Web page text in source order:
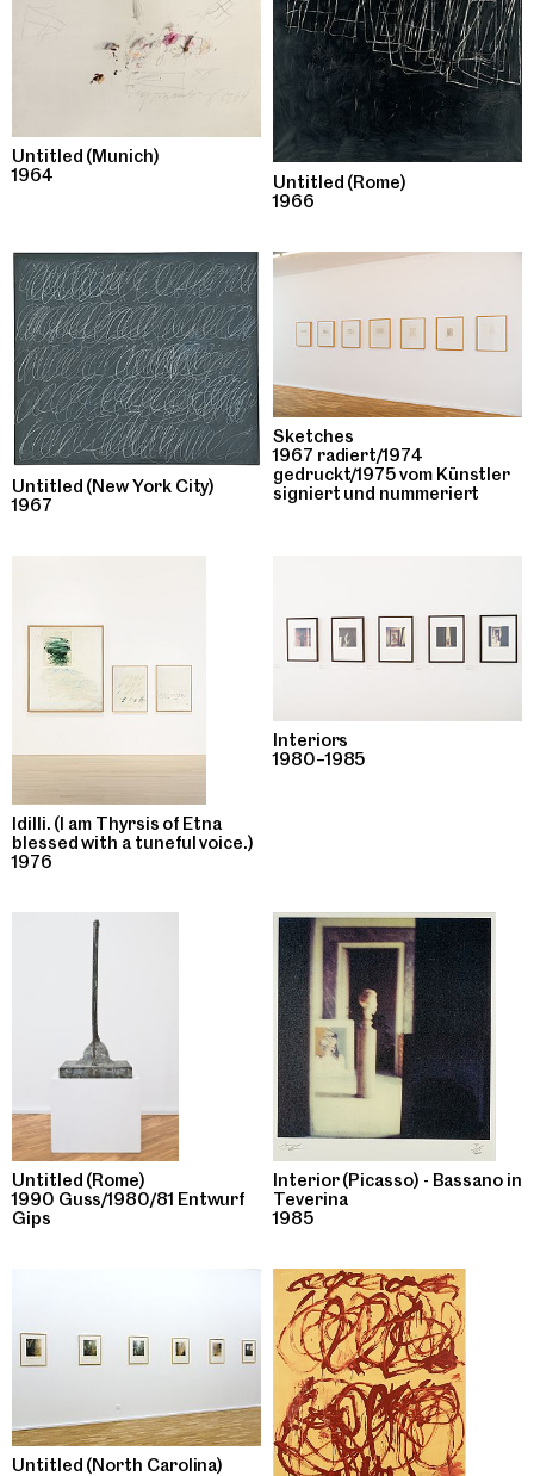
Untitled (Munich)
1964
Untitled (Rome)
1966
Untitled (New York City)
1967
Sketches
1967 radiert/1974
gedruckt/1975 vom Künstler
signiert und nummeriert
Idilli. (I am Thyrsis of Etna
blessed with a tuneful voice.)
1976
Interiors
1980–1985
Untitled (Rome)
1990 Guss/1980/81 Entwurf
Gips
Interior (Picasso) - Bassano in
Teverina
1985
Untitled (North Carolina)